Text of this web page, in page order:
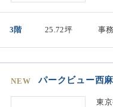
3階 25.72坪 事
NEW パークビュー西
東